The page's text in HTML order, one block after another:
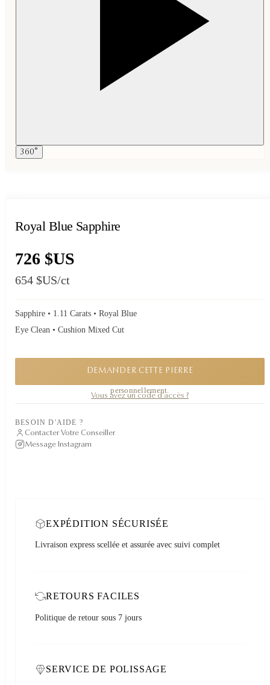
360°
Royal Blue Sapphire
726 $US
654 $US/ct
Sapphire • 1.11 Carats • Royal Blue
Eye Clean • Cushion Mixed Cut
DEMANDER CETTE PIERRE
personnellement.
Vous avez un code d'accès ?
BESOIN D'AIDE ?
Contacter Votre Conseiller
Message Instagram
EXPÉDITION SÉCURISÉE
Livraison express scellée et assurée avec suivi complet
RETOURS FACILES
Politique de retour sous 7 jours
SERVICE DE POLISSAGE